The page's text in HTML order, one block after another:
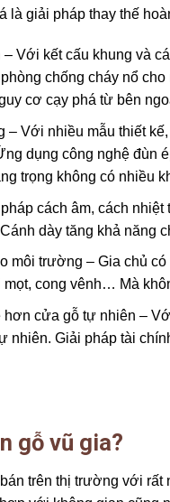
là giải pháp thay thế
Với kết cấu khung và
chống cháy nổ
cơ cạy phá từ bên
– Với nhiều mẫu thiết
dụng công nghệ đùn
trọng không có nhiều
cách âm, cách
dày tăng khả năng
môi trường – Gia chủ
cong vênh… Mà
cửa gỗ tự nhiên –
Giải pháp tài
gỗ vũ gia?
trên thị trường với